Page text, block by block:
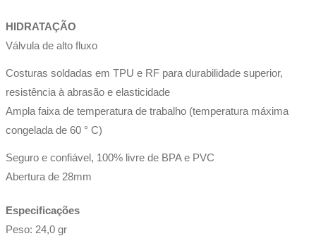
HIDRATAÇÃO
Válvula de alto fluxo
Costuras soldadas em TPU e RF para durabilidade superior,
resistência à abrasão e elasticidade
Ampla faixa de temperatura de trabalho (temperatura máxima
congelada de 60 ° C)
Seguro e confiável, 100% livre de BPA e PVC
Abertura de 28mm
Especificações
Peso: 24,0 gr